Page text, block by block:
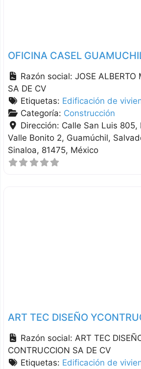
OFICINA CASEL
Razón social:JOSE ALBERTO
SA DE CV
Etiquetas: Edificación de
Categoría: Construcción
Dirección: Calle San Luis
Valle Bonito 2, Guamúchil
Sinaloa 81475 México
ART TEC DISEÑO
Razón social: ART TEC
CONTRUCCION SA DE CV
Etiquetas: Edificación de